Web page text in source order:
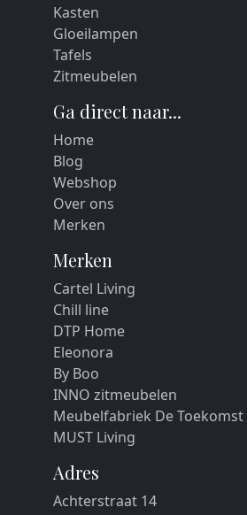
Kasten
Gloeilampen
Tafels
Zitmeubelen
Ga direct naar...
Home
Blog
Webshop
Over ons
Merken
Merken
Cartel Living
Chill line
DTP Home
Eleonora
By Boo
INNO zitmeubelen
Meubelfabriek De Toekomst
MUST Living
Adres
Achterstraat 14